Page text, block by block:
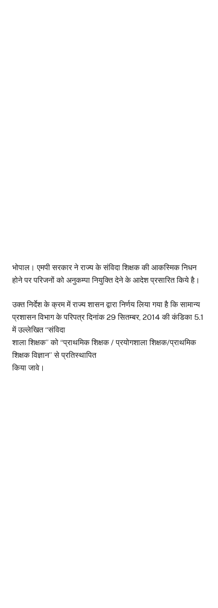
भोपाल। एमपी सरकार ने राज्य के संविदा शिक्षक की आकस्मिक निधन
होने पर परिजनों को अनुकम्पा नियुक्ति देने के आदेश प्रसारित किये है।
उक्त निर्देश के क्रम में राज्य शासन द्वारा निर्णय लिया गया है कि सामान्य
प्रशासन विभाग के परिपत्र दिनांक 29 सितम्बर, 2014 की कंडिका 5.1
में उल्लेखित “संविदा
शाला शिक्षक” को “प्राथमिक शिक्षक / प्रयोगशाला शिक्षक/प्राथमिक
शिक्षक विज्ञान” से प्रतिस्थापित
किया जावे।